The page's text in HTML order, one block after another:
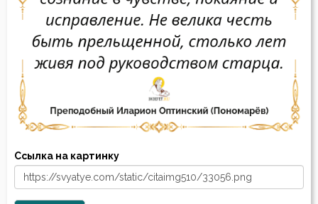
Ссылка на картинку